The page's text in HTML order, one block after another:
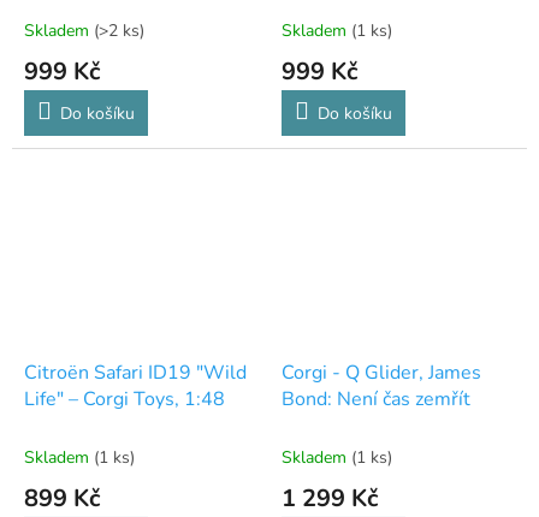
Skladem (>2 ks)
999 Kč
Do košíku
Skladem (1 ks)
999 Kč
Do košíku
Citroën Safari ID19 "Wild
Life" – Corgi Toys, 1:48
Skladem (1 ks)
899 Kč
Corgi - Q Glider, James
Bond: Není čas zemřít
Skladem (1 ks)
1 299 Kč